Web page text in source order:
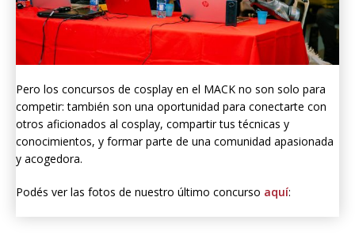
Pero los concursos de cosplay en el MACK no son solo para
competir: también son una oportunidad para conectarte con
otros aficionados al cosplay, compartir tus técnicas y
conocimientos, y formar parte de una comunidad apasionada
y acogedora.
Podés ver las fotos de nuestro último concurso aquí: